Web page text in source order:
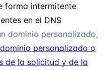
forma intermitente
en el DNS
dominio personalizado,
personalizado o
de la solicitud y de la